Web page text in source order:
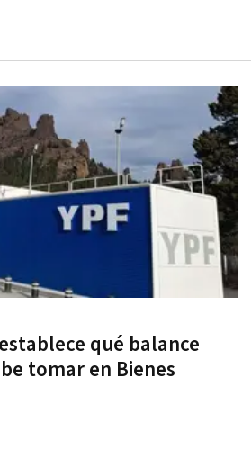
qué balance
tomar en Bienes